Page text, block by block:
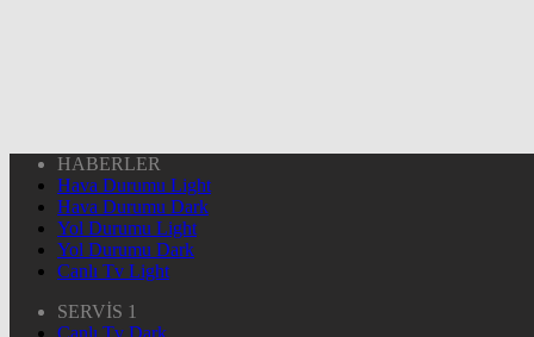
HABERLER
Hava Durumu Light
Hava Durumu Dark
Yol Durumu Light
Yol Durumu Dark
Canlı Tv Light
SERVİS 1
Canlı Tv Dark